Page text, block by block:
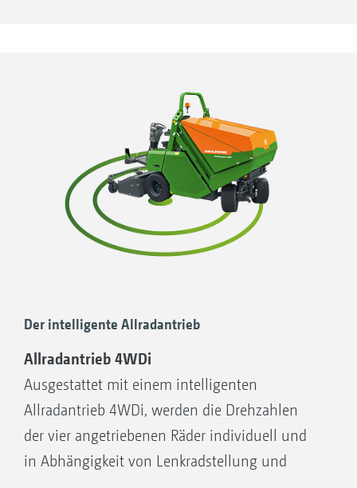
Der intelligente Allradantrieb
Allradantrieb 4WDi
Ausgestattet mit einem intelligenten
Allradantrieb 4WDi, werden die Drehzahlen
der vier angetriebenen Räder individuell und
in Abhängigkeit von Lenkradstellung und